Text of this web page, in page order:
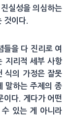
실성을 의심하는
것이다.
들을 다 진리로 여
지리적 세부 사항
식의 가정은 잘못
말하는 주제의 종
이다. 게다가 어떤
있는 게 아니라